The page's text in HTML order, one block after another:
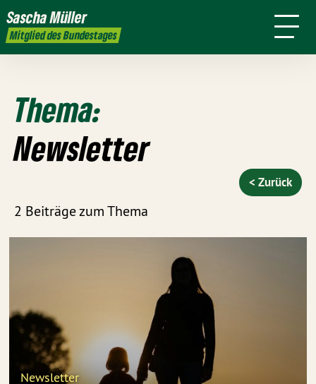
SaschaMüller
Mitglied des Bundestages
Transparenz
Ziele mich Wahlkreis
Thema:
Newsletter
2 Beiträge zum Thema
< Zurück
Newsletter